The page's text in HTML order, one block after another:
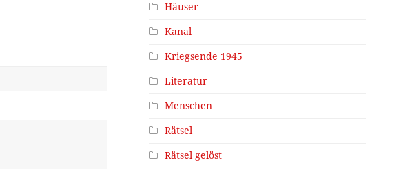
Häuser
Kanal
Kriegsende 1945
Literatur
Menschen
Rätsel
Rätsel gelöst